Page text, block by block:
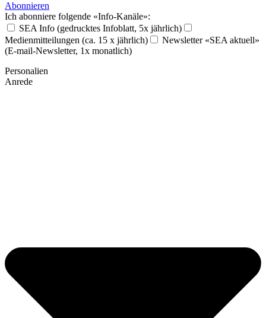
Abonnieren
Ich abonniere folgende «Info-Kanäle»:
SEA Info (gedrucktes Infoblatt, 5x jährlich)
Medienmitteilungen (ca. 15 x jährlich)
Newsletter «SEA aktuell»
(E-mail-Newsletter, 1x monatlich)
Personalien
Anrede